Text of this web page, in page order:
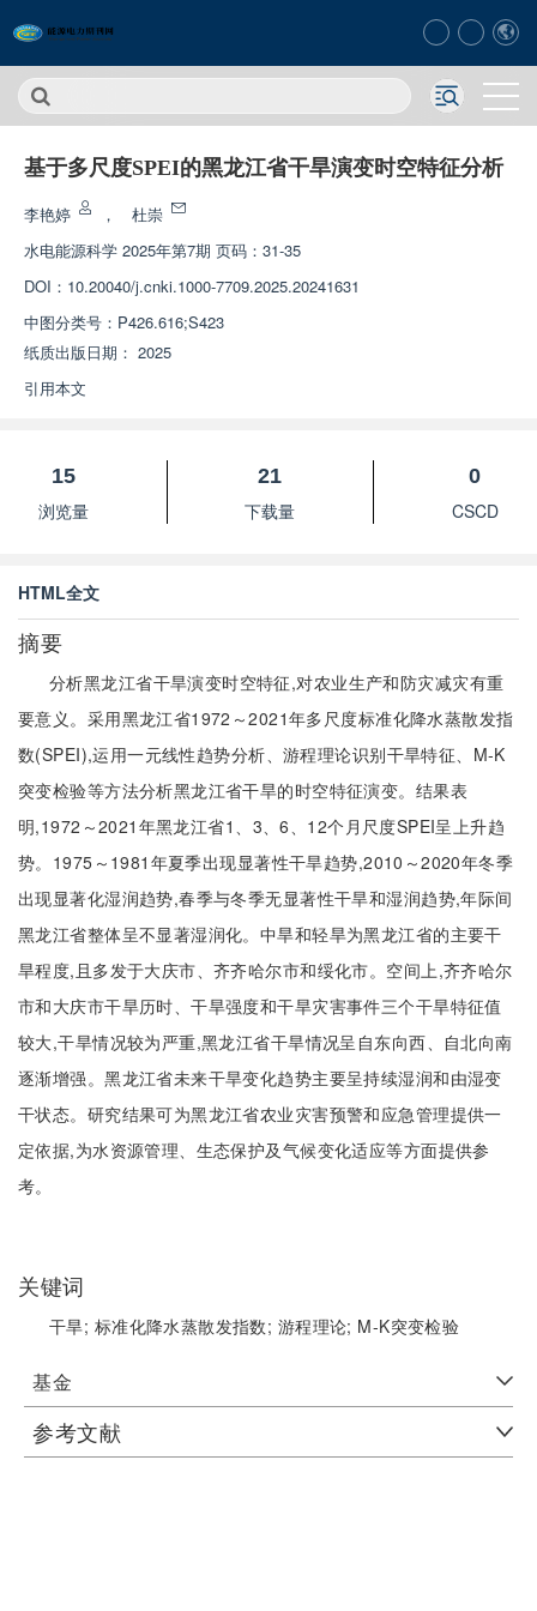
基于多尺度SPEI的黑龙江省干旱演变时空特征分析
李艳婷 ，
杜崇
水电能源科学 2025年第7期 页码：31-35
DOI： 10.20040/j.cnki.1000-7709.2025.20241631
中图分类号： P426.616;S423
纸质出版日期： 2025
引用本文
15
浏览量
21
下载量
0
CSCD
HTML全文
摘要
分析黑龙江省干旱演变时空特征,对农业生产和防灾减灾有重
要意义。采用黑龙江省1972～2021年多尺度标准化降水蒸散发指
数(SPEI),运用一元线性趋势分析、游程理论识别干旱特征、M-K
突变检验等方法分析黑龙江省干旱的时空特征演变。结果表
明,1972～2021年黑龙江省1、3、6、12个月尺度SPEI呈上升趋
势。1975～1981年夏季出现显著性干旱趋势,2010～2020年冬季
出现显著化湿润趋势,春季与冬季无显著性干旱和湿润趋势,年际间
黑龙江省整体呈不显著湿润化。中旱和轻旱为黑龙江省的主要干
旱程度,且多发于大庆市、齐齐哈尔市和绥化市。空间上,齐齐哈尔
市和大庆市干旱历时、干旱强度和干旱灾害事件三个干旱特征值
较大,干旱情况较为严重,黑龙江省干旱情况呈自东向西、自北向南
逐渐增强。黑龙江省未来干旱变化趋势主要呈持续湿润和由湿变
干状态。研究结果可为黑龙江省农业灾害预警和应急管理提供一
定依据,为水资源管理、生态保护及气候变化适应等方面提供参
考。
关键词
干旱; 标准化降水蒸散发指数; 游程理论; M-K突变检验
基金
参考文献